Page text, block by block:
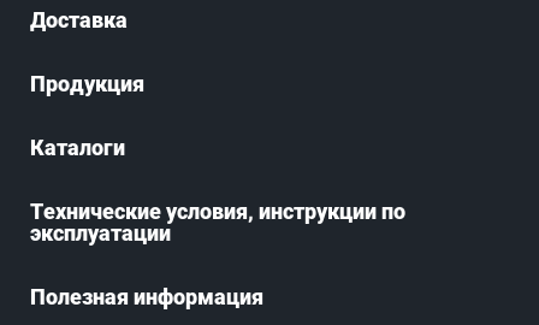
Доставка
Продукция
Каталоги
Технические условия, инструкции по
эксплуатации
Полезная информация